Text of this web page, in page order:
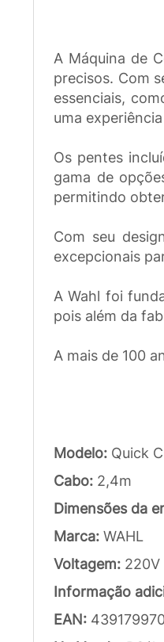
A Máquina de
precisos. Com
essenciais,
uma
Os pentes
gama de
permitindo
Com seu
excepcionais
A Wahl foi
pois além da
A mais de 100
Modelo: Quick
Cabo: 2,4m
Dimensões da
Marca: WAHL
Voltagem: 220V
Informação
EAN: